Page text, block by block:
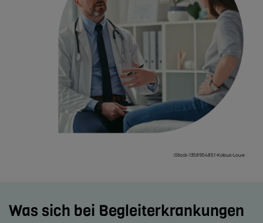
iStock-1358954851-Kobus-Louw
Was sich bei Begleiterkrankungen